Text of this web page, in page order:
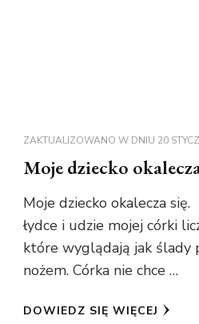
ZAKTUALIZOWANO W DNIU 20
Moje dziecko
Moje dziecko okalecza się.
łydce i udzie mojej córki
które wyglądają jak ślady
nożem. Córka nie chce …
DOWIEDZ SIĘ WIĘCEJ